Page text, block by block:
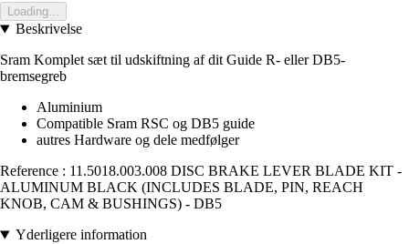
Loading...
Beskrivelse
Sram Komplet sæt til udskiftning af dit Guide R- eller DB5-
bremsegreb
Aluminium
Compatible Sram RSC og DB5 guide
autres Hardware og dele medfølger
Reference : 11.5018.003.008 DISC BRAKE LEVER BLADE KIT -
ALUMINUM BLACK (INCLUDES BLADE, PIN, REACH
KNOB, CAM & BUSHINGS) - DB5
Yderligere information